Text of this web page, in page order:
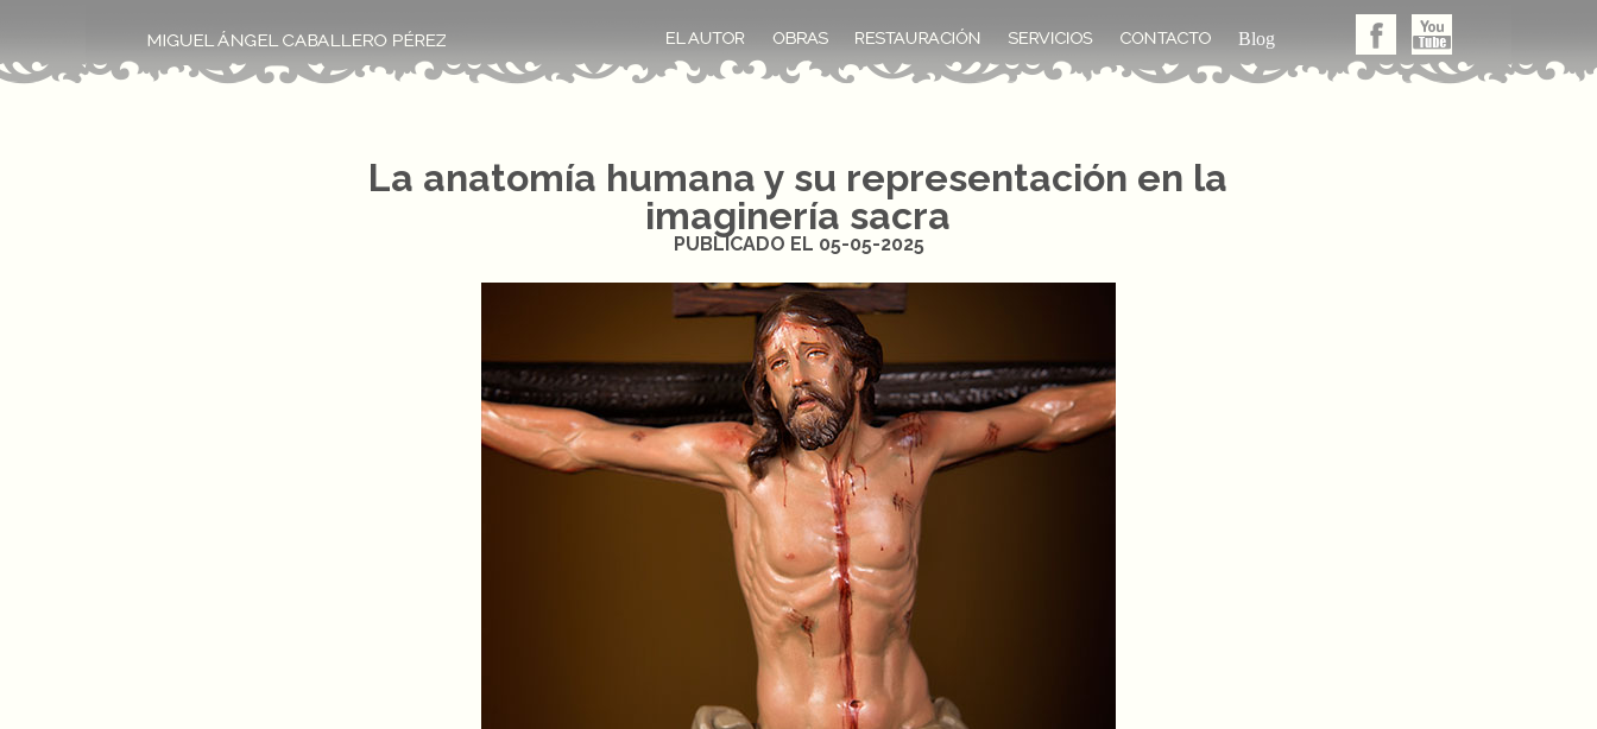
Blog
La anatomía humana y su representación en la
imaginería sacra
PUBLICADO EL 05-05-2025